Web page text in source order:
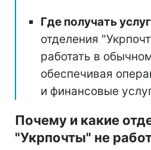
Где получать
отделения
работать в
обеспечивая
и финансовые
Почему и какие
"Укрпочты" не